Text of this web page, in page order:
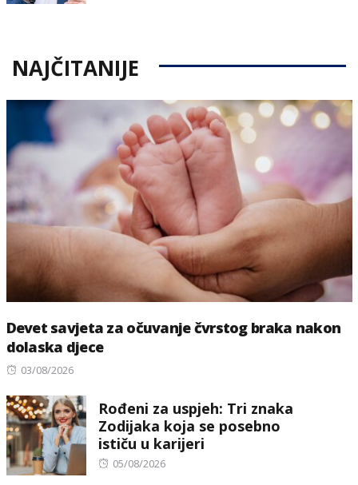
NAJČITANIJE
Devet savjeta za očuvanje čvrstog braka nakon
dolaska djece
Posted
03/08/2026
Rođeni za uspjeh: Tri znaka
Zodijaka koja se posebno
ističu u karijeri
Posted
05/08/2026